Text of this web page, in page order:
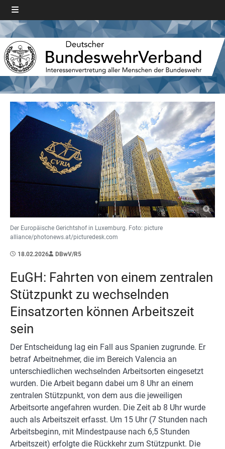
Der Europäische Gerichtshof in Luxemburg. Foto: picture
alliance/photonews.at/picturedesk.com
18.02.2026 DBwV/R5
EuGH: Fahrten von einem zentralen
Stützpunkt zu wechselnden
Einsatzorten können Arbeitszeit
sein
Der Entscheidung lag ein Fall aus Spanien zugrunde. Er
betraf Arbeitnehmer, die im Bereich Valencia an
unterschiedlichen wechselnden Arbeitsorten eingesetzt
wurden. Die Arbeit begann dabei um 8 Uhr an einem
zentralen Stützpunkt, von dem aus die jeweiligen
Arbeitsorte angefahren wurden. Die Zeit ab 8 Uhr wurde
auch als Arbeitszeit erfasst. Um 15 Uhr (7 Stunden nach
Arbeitsbeginn, mit Mindestpause nach 6,5 Stunden
Arbeitszeit) erfolgte die Rückkehr zum Stützpunkt. Die